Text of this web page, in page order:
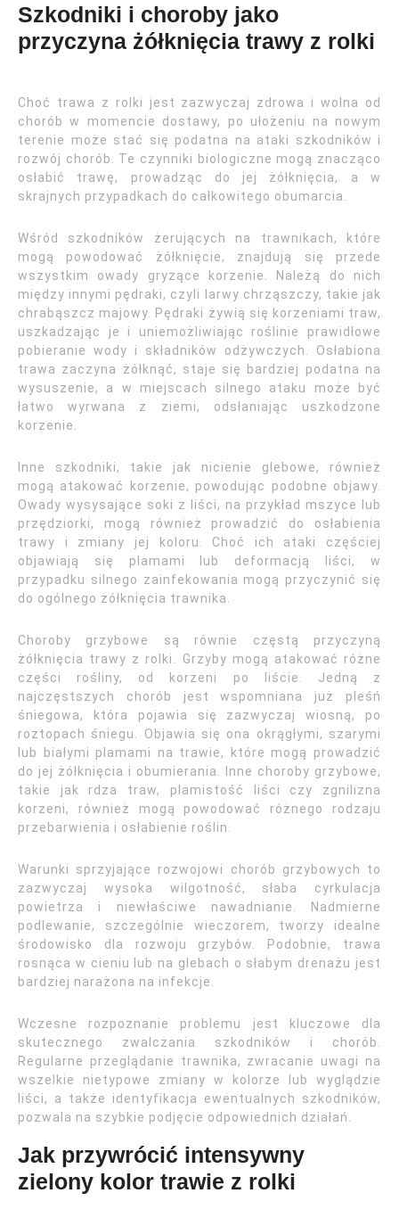
Szkodniki i choroby jako
przyczyna żółknięcia trawy z rolki
Choć trawa z rolki jest zazwyczaj zdrowa i wolna od
chorób w momencie dostawy, po ułożeniu na nowym
terenie może stać się podatna na ataki szkodników i
rozwój chorób. Te czynniki biologiczne mogą znacząco
osłabić trawę, prowadząc do jej żółknięcia, a w
skrajnych przypadkach do całkowitego obumarcia.
Wśród szkodników żerujących na trawnikach, które
mogą powodować żółknięcie, znajdują się przede
wszystkim owady gryzące korzenie. Należą do nich
między innymi pędraki, czyli larwy chrząszczy, takie jak
chrabąszcz majowy. Pędraki żywią się korzeniami traw,
uszkadzając je i uniemożliwiając roślinie prawidłowe
pobieranie wody i składników odżywczych. Osłabiona
trawa zaczyna żółknąć, staje się bardziej podatna na
wysuszenie, a w miejscach silnego ataku może być
łatwo wyrwana z ziemi, odsłaniając uszkodzone
korzenie.
Inne szkodniki, takie jak nicienie glebowe, również
mogą atakować korzenie, powodując podobne objawy.
Owady wysysające soki z liści, na przykład mszyce lub
przędziorki, mogą również prowadzić do osłabienia
trawy i zmiany jej koloru. Choć ich ataki częściej
objawiają się plamami lub deformacją liści, w
przypadku silnego zainfekowania mogą przyczynić się
do ogólnego żółknięcia trawnika.
Choroby grzybowe są równie częstą przyczyną
żółknięcia trawy z rolki. Grzyby mogą atakować różne
części rośliny, od korzeni po liście. Jedną z
najczęstszych chorób jest wspomniana już pleśń
śniegowa, która pojawia się zazwyczaj wiosną, po
roztopach śniegu. Objawia się ona okrągłymi, szarymi
lub białymi plamami na trawie, które mogą prowadzić
do jej żółknięcia i obumierania. Inne choroby grzybowe,
takie jak rdza traw, plamistość liści czy zgnilizna
korzeni, również mogą powodować różnego rodzaju
przebarwienia i osłabienie roślin.
Warunki sprzyjające rozwojowi chorób grzybowych to
zazwyczaj wysoka wilgotność, słaba cyrkulacja
powietrza i niewłaściwe nawadnianie. Nadmierne
podlewanie, szczególnie wieczorem, tworzy idealne
środowisko dla rozwoju grzybów. Podobnie, trawa
rosnąca w cieniu lub na glebach o słabym drenażu jest
bardziej narażona na infekcje.
Wczesne rozpoznanie problemu jest kluczowe dla
skutecznego zwalczania szkodników i chorób.
Regularne przeglądanie trawnika, zwracanie uwagi na
wszelkie nietypowe zmiany w kolorze lub wyglądzie
liści, a także identyfikacja ewentualnych szkodników,
pozwala na szybkie podjęcie odpowiednich działań.
Jak przywrócić intensywny
zielony kolor trawie z rolki